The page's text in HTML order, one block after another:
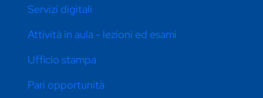
Servizi digitali
Attività in aula - lezioni ed esami
Ufficio stampa
Pari opportunità